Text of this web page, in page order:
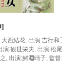
西結花, 出演:吉行和
演:観世栄夫, 出演:松
, 出演:鰐淵晴子, 監督